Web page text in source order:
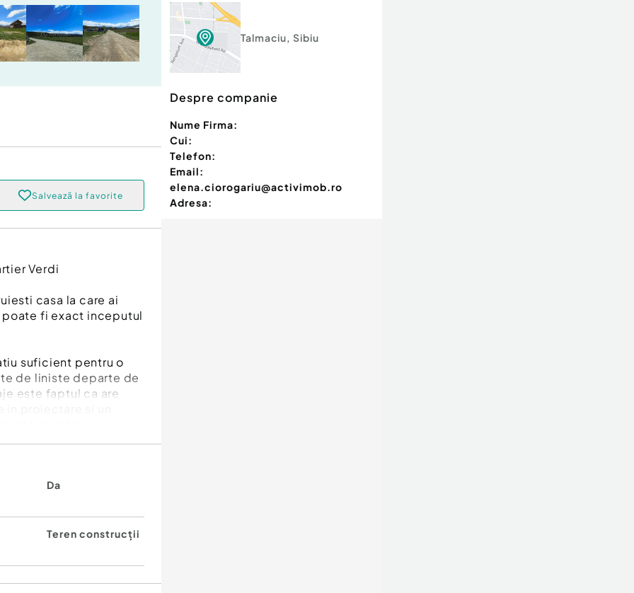
Salvează la favorite
Verdi
casa la care ai
poate fi exact inceputul
suficient pentru o
de liniste departe de
este faptul ca are
acestei
cei care cauta
curent) sunt in
Da
Teren construcții
Talmaciu, Sibiu
Despre companie
Nume Firma:
Cui:
Telefon:
Email:
elena.ciorogariu@activimob.ro
Adresa: